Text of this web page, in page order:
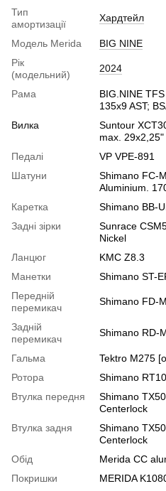
Тип
амортизації
Хардтейл
Модель Merida
BIG NINE
Рік
(модельний)
2024
Рама
BIG.NINE
135x9 AST;
Вилка
Suntour
max. 29x2,25"
Педалі
VP VPE-891
Шатуни
Shimano FC-
Aluminium.
Каретка
Shimano BB-
Задні зірки
Sunrace
Nickel
Ланцюг
KMC Z8.3
Манетки
Shimano ST-
Передній
перемикач
Shimano FD-
Задній
перемикач
Shimano RD-
Гальма
Tektro M275
Ротора
Shimano
Втулка передня
Shimano
Centerlock
Втулка задня
Shimano
Centerlock
Обід
Merida CC
Покришки
MERIDA